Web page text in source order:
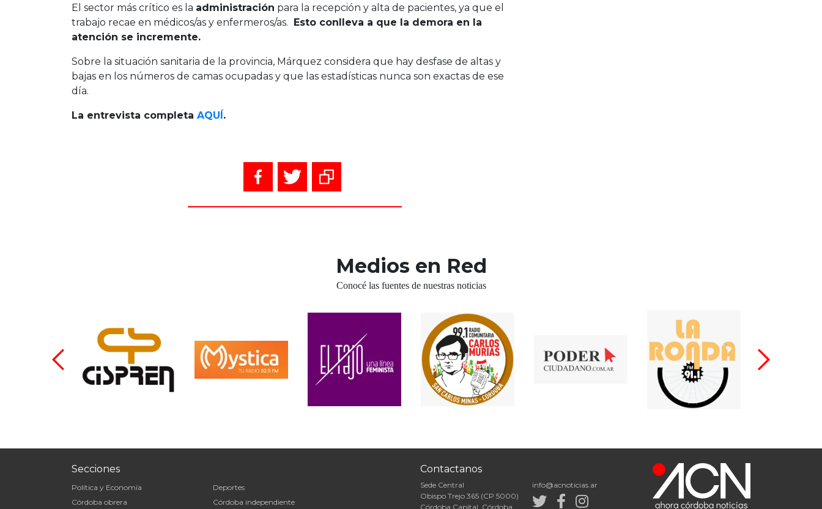
El sector más crítico es la administración para la recepción y alta de pacientes, ya que el
trabajo recae en médicos/as y enfermeros/as.
Esto conlleva a que la demora en la
atención se incremente.
Sobre la situación sanitaria de la provincia, Márquez considera que hay desfase de altas y
bajas en los números de camas ocupadas y que las estadísticas nunca son exactas de ese
día.
La entrevista completa AQUÍ .
Medios en Red
Conocé las fuentes de nuestras noticias
Secciones
Política y Economía
Córdoba obrera
Deportes
Córdoba independiente
Contactanos
Sede Central
Obispo Trejo 365 (CP 5000)
Córdoba Capital, Córdoba,
info@acnoticias.ar